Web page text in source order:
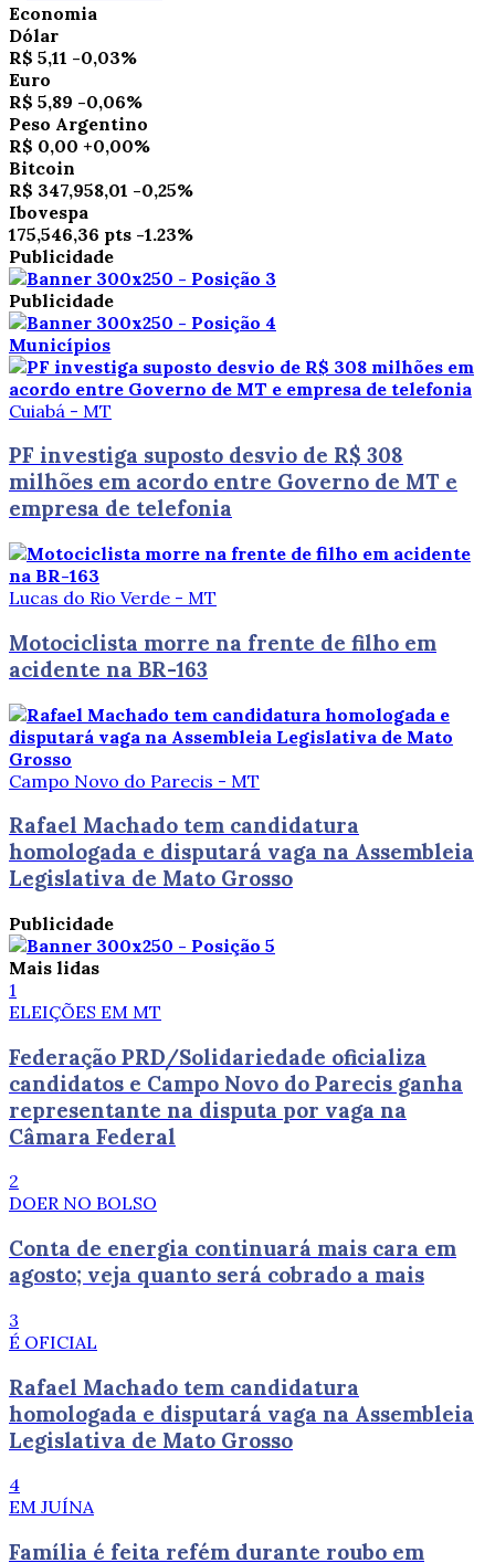
Economia
Dólar
R$ 5,11 -0,03%
Euro
R$ 5,89 -0,06%
Peso Argentino
R$ 0,00 +0,00%
Bitcoin
R$ 347,958,01 -0,25%
Ibovespa
175,546,36 pts -1.23%
Publicidade
Publicidade
Municípios
Cuiabá - MT
PF investiga suposto desvio de R$ 308
milhões em acordo entre Governo de MT e
empresa de telefonia
Lucas do Rio Verde - MT
Motociclista morre na frente de filho em
acidente na BR-163
Campo Novo do Parecis - MT
Rafael Machado tem candidatura
homologada e disputará vaga na Assembleia
Legislativa de Mato Grosso
Publicidade
Mais lidas
1
ELEIÇÕES EM MT
Federação PRD/Solidariedade oficializa
candidatos e Campo Novo do Parecis ganha
representante na disputa por vaga na
Câmara Federal
2
DOER NO BOLSO
Conta de energia continuará mais cara em
agosto; veja quanto será cobrado a mais
3
É OFICIAL
Rafael Machado tem candidatura
homologada e disputará vaga na Assembleia
Legislativa de Mato Grosso
4
EM JUÍNA
Família é feita refém durante roubo em